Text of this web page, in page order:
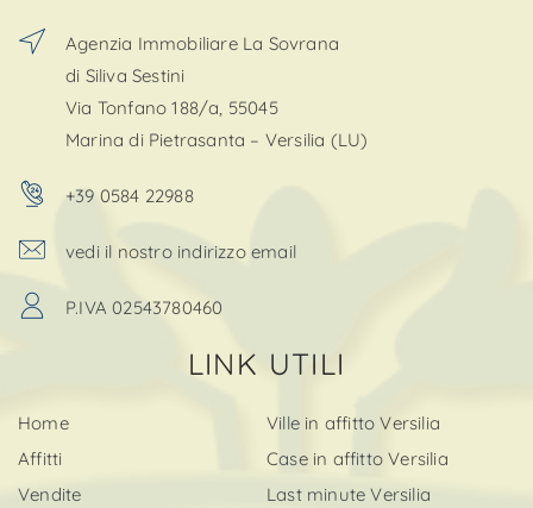
Agenzia Immobiliare La Sovrana
di Siliva Sestini
Via Tonfano 188/a, 55045
Marina di Pietrasanta – Versilia (LU)
+39 0584 22988
vedi il nostro indirizzo email
P.IVA 02543780460
LINK UTILI
Home
Affitti
Vendite
Ville in affitto Versilia
Case in affitto Versilia
Last minute Versilia